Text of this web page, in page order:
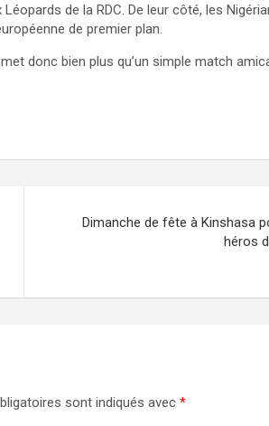
de la RDC. De leur côté, les
de premier plan.
donc bien plus qu’un simple match
Dimanche de fête à Kinshasa
héros
sont indiqués avec *